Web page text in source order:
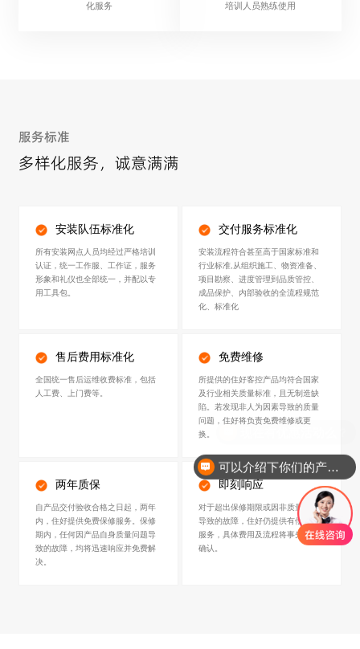
化服务
培训人员熟练使用
服务标准
多样化服务，诚意满满
安装队伍标准化
所有安装网点人员均经过严格培训
认证，统一工作服、工作证，服务
形象和礼仪也全部统一，并配以专
用工具包。
交付服务标准化
安装流程符合甚至高于国家标准和
行业标准,从组织施工、物资准备、
项目勘察、进度管理到品质管控、
成品保护、内部验收的全流程规范
化、标准化
01
售后费用标准化
全国统一售后运维收费标准，包括
人工费、上门费等。
免费维修
所提供的住好客控产品均符合国家
及行业相关质量标准，且无制造缺
陷。若发现非人为因素导致的质量
问题，住好将负责免费维修或更
换。
03
两年质保
自产品交付验收合格之日起，两年
内，住好提供免费保修服务。保修
期内，任何因产品自身质量问题导
致的故障，均将迅速响应并免费解
决。
04
即刻响应
对于超出保修期限或因非质量因素
导致的故障，住好仍提供有偿维修
服务，具体费用及流程将事先沟通
确认。
可以介绍下你们的产品么？